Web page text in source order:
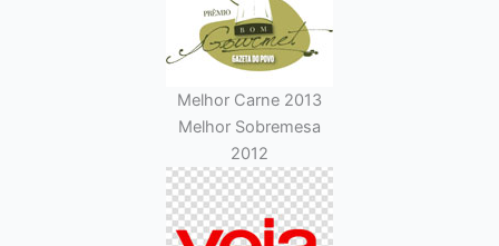
Melhor Carne 2013
Melhor Sobremesa
2012